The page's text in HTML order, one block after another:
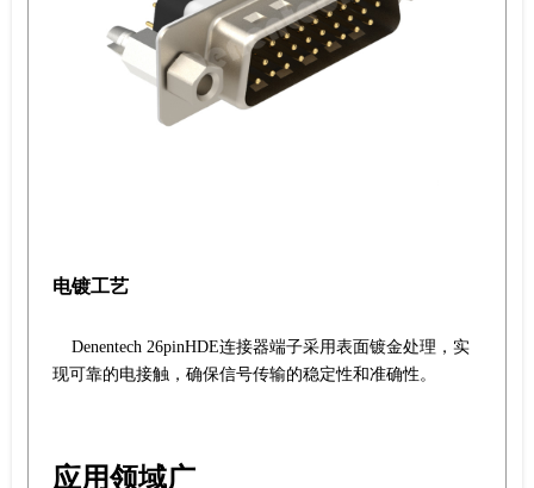
电镀工艺
Denentech 26pinHDE连接器端子采用表面镀金处理，实
现可靠的电接触，确保信号传输的稳定性和准确性。
应用领域广